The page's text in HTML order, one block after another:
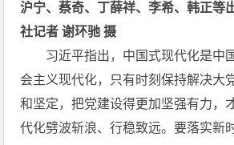
沪宁、蔡奇、丁薛祥、李希、韩正等
社记者 谢环驰 摄
习近平指出，中国式现代化是中
会主义现代化，只有时刻保持解决大
和坚定，把党建设得更加坚强有力，
代化劈波斩浪、行稳致远。要落实新